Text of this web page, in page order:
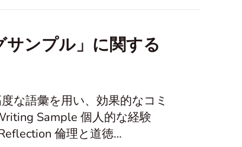
ンプル」に関する
な語彙を用い、効果的なコミ